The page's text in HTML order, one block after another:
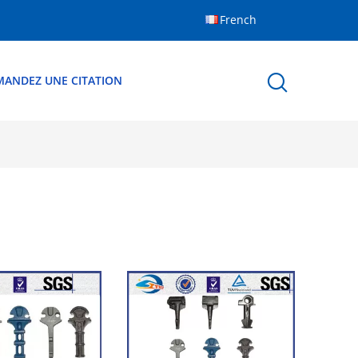
French
UNE CITATION